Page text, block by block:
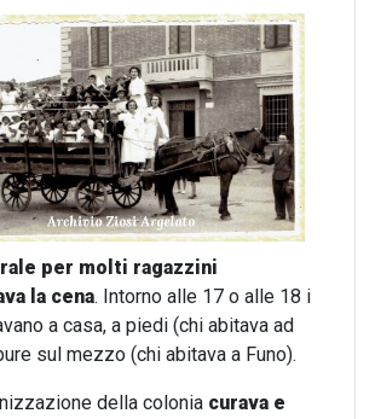
per molti ragazzini
la cena. Intorno alle 17 o alle 18 i
a casa, a piedi (chi abitava ad
sul mezzo (chi abitava a Funo).
della colonia curava e